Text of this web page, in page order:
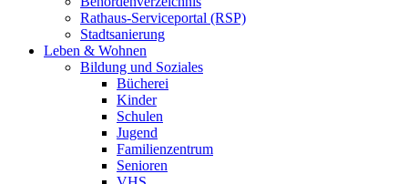
Rathaus-Serviceportal (RSP)
Stadtsanierung
Leben & Wohnen
Bildung und Soziales
Bücherei
Kinder
Schulen
Jugend
Familienzentrum
Senioren